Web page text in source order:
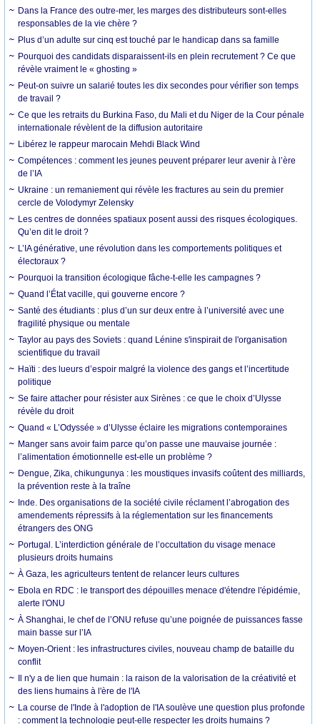
Dans la France des outre-mer, les marges des distributeurs sont-elles
responsables de la vie chère ?
Plus d’un adulte sur cinq est touché par le handicap dans sa famille
Pourquoi des candidats disparaissent-ils en plein recrutement ? Ce que
révèle vraiment le « ghosting »
Peut-on suivre un salarié toutes les dix secondes pour vérifier son temps
de travail ?
Ce que les retraits du Burkina Faso, du Mali et du Niger de la Cour pénale
internationale révèlent de la diffusion autoritaire
Libérez le rappeur marocain Mehdi Black Wind
Compétences : comment les jeunes peuvent préparer leur avenir à l’ère
de l’IA
Ukraine : un remaniement qui révèle les fractures au sein du premier
cercle de Volodymyr Zelensky
Les centres de données spatiaux posent aussi des risques écologiques.
Qu’en dit le droit ?
L’IA générative, une révolution dans les comportements politiques et
électoraux ?
Pourquoi la transition écologique fâche-t-elle les campagnes ?
Quand l’État vacille, qui gouverne encore ?
Santé des étudiants : plus d’un sur deux entre à l’université avec une
fragilité physique ou mentale
Taylor au pays des Soviets : quand Lénine s'inspirait de l'organisation
scientifique du travail
Haïti : des lueurs d’espoir malgré la violence des gangs et l’incertitude
politique
Se faire attacher pour résister aux Sirènes : ce que le choix d’Ulysse
révèle du droit
Quand « L’Odyssée » d’Ulysse éclaire les migrations contemporaines
Manger sans avoir faim parce qu’on passe une mauvaise journée :
l’alimentation émotionnelle est-elle un problème ?
Dengue, Zika, chikungunya : les moustiques invasifs coûtent des milliards,
la prévention reste à la traîne
Inde. Des organisations de la société civile réclament l’abrogation des
amendements répressifs à la réglementation sur les financements
étrangers des ONG
Portugal. L’interdiction générale de l’occultation du visage menace
plusieurs droits humains
À Gaza, les agriculteurs tentent de relancer leurs cultures
Ebola en RDC : le transport des dépouilles menace d'étendre l'épidémie,
alerte l'ONU
À Shanghai, le chef de l’ONU refuse qu’une poignée de puissances fasse
main basse sur l’IA
Moyen-Orient : les infrastructures civiles, nouveau champ de bataille du
conflit
Il n'y a de lien que humain : la raison de la valorisation de la créativité et
des liens humains à l'ère de l'IA
La course de l'Inde à l'adoption de l'IA soulève une question plus profonde
: comment la technologie peut-elle respecter les droits humains ?